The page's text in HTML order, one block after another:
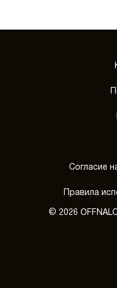
Согласие
Правила
© 2026